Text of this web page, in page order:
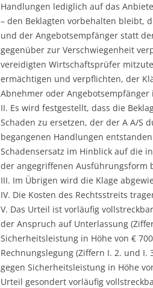
Handlungen lediglich auf das
– den Beklagten vorbehalten bleibt,
und der Angebotsempfänger statt
gegenüber zur Verschwiegenheit
vereidigten Wirtschaftsprüfer
ermächtigen und verpflichten, der
Abnehmer oder
II. Es wird festgestellt, dass die
Schaden zu ersetzen, der der A A/S
begangenen Handlungen
Schadensersatz im Hinblick auf die
der angegriffenen Ausführungsform
III. Im Übrigen wird die Klage
IV. Die Kosten des Rechtsstreits
V. Das Urteil ist vorläufig
der Anspruch auf Unterlassung
Sicherheitsleistung in Höhe von €
Rechnungslegung (Ziffern I. 2. und
gegen Sicherheitsleistung in Höhe
Urteil gesondert vorläufig